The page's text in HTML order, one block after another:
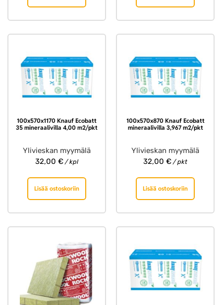
100x570x1170 Knauf Ecobatt
35 mineraalivilla 4,00 m2/pkt
Ylivieskan myymälä
32,00 € / kpl
Lisää ostoskoriin
100x570x870 Knauf Ecobatt
mineraalivilla 3,967 m2/pkt
Ylivieskan myymälä
32,00 € / pkt
Lisää ostoskoriin